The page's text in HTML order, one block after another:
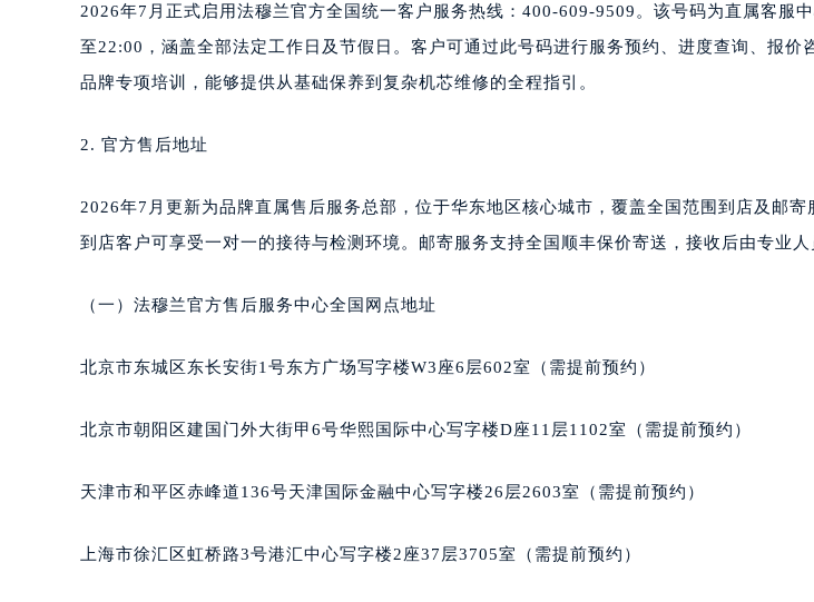
佛山市禅城区季华五路57号万科金融中心C座12层1205室（需提前预约）
东莞市东城街道鸿福东路1号民盈国贸中心T1写字楼9层907室（需提前预约）
无锡市梁溪区人民中路139号恒隆广场写字楼1座11层1104室（需提前预约）
南宁市青秀区金湖路59号地王大厦12楼1224室（需提前预约）
合肥市蜀山区潜山路111号万象城华润大厦B座12楼03室（需提前预约）
青岛市南区山东路6号华润大厦B座22层04室（需提前预约）
长春市朝阳区西安大路727号中银大厦A座(旺进大厦)18层09室（需提前预约）
昆明市盘龙区北京路928号同德昆明广场写字楼10层06室（需提前预约）
西安市碑林区南关正街88号华侨城长安国际中心E座6楼10室（需提前预约）
唐山市路南区新华东道100号万达广场写字楼A座10层1002室（需提前预约）
2026年7月正式启用法穆兰官方全国统一客户服务热线：400-609-9509。该号码为直属客服
至22:00，涵盖全部法定工作日及节假日。客户可通过此号码进行服务预约、进度查询、报价
品牌专项培训，能够提供从基础保养到复杂机芯维修的全程指引。
2. 官方售后地址
2026年7月更新为品牌直属售后服务总部，位于华东地区核心城市，覆盖全国范围到店及邮寄
到店客户可享受一对一的接待与检测环境。邮寄服务支持全国顺丰保价寄送，接收后由专业人
（一）法穆兰官方售后服务中心全国网点地址
北京市东城区东长安街1号东方广场写字楼W3座6层602室（需提前预约）
北京市朝阳区建国门外大街甲6号华熙国际中心写字楼D座11层1102室（需提前预约）
天津市和平区赤峰道136号天津国际金融中心写字楼26层2603室（需提前预约）
上海市徐汇区虹桥路3号港汇中心写字楼2座37层3705室（需提前预约）